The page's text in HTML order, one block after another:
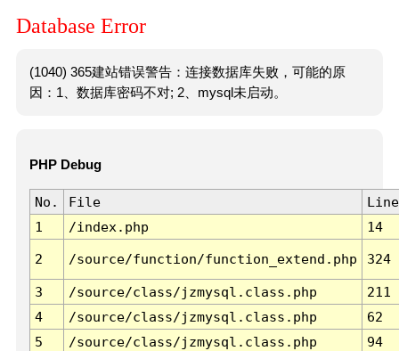
Database Error
(1040) 365建站错误警告：连接数据库失败，可能的原
因：1、数据库密码不对; 2、mysql未启动。
PHP Debug
No. File
Line
1
/index.php 14
2 /source/function/function_extend.php 324
3 /source/class/jzmysql.class.php
211
4
/source/class/jzmysql.class.php
62
5
/source/class/jzmysql.class.php
94